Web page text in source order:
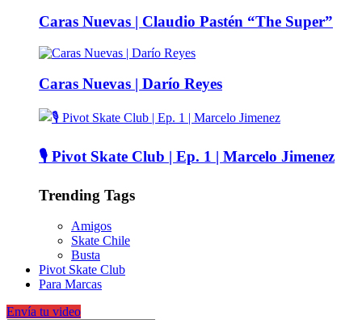
Caras Nuevas | Claudio Pastén “The Super”
Caras Nuevas | Darío Reyes
🎙️ Pivot Skate Club | Ep. 1 | Marcelo Jimenez
Trending Tags
Amigos
Skate Chile
Busta
Pivot Skate Club
Para Marcas
Envía tu video